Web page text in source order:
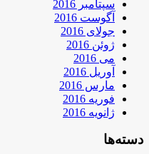
سپتامبر 2016
آگوست 2016
جولای 2016
ژوئن 2016
می 2016
آوریل 2016
مارس 2016
فوریه 2016
ژانویه 2016
دسته‌ها